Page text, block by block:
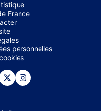
France
personnelles